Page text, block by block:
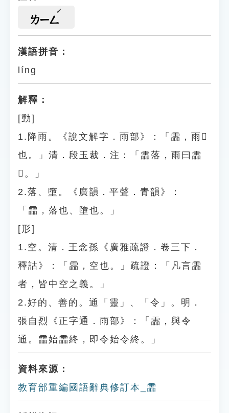
ㄌㄧㄥ
漢語拼音：
líng
解釋：
[動]
1.降雨。《說文解字．雨部》：「霝，雨𩂣
也。」清．段玉裁．注：「霝落，雨曰霝
𩂣。」
2.落、墮。《廣韻．平聲．青韻》：
「霝，落也、墮也。」
[形]
1.空。清．王念孫《廣雅疏證．卷三下．
釋詁》：「霝，空也。」疏證：「凡言霝
者，皆中空之義。」
2.好的、善的。通「靈」、「令」。明．
張自烈《正字通．雨部》：「霝，與令
通。霝始霝終，即令始令終。」
資料來源：
教育部重編國語辭典修訂本_霝